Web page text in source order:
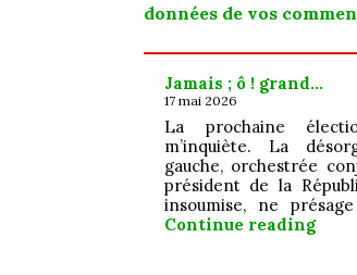
données de vos
Jamais ; ô ! grand…
17 mai 2026
La prochaine
m’inquiète. La
gauche, orchestrée
président de la
insoumise, ne
Continue reading